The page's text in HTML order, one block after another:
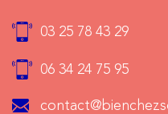
03 25 78 43 29
06 34 24 75 95